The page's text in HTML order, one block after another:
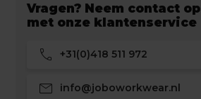
Vragen? Neem contact op
met onze klantenservice
call +31(0)418 511 972
mail info@joboworkwear.nl